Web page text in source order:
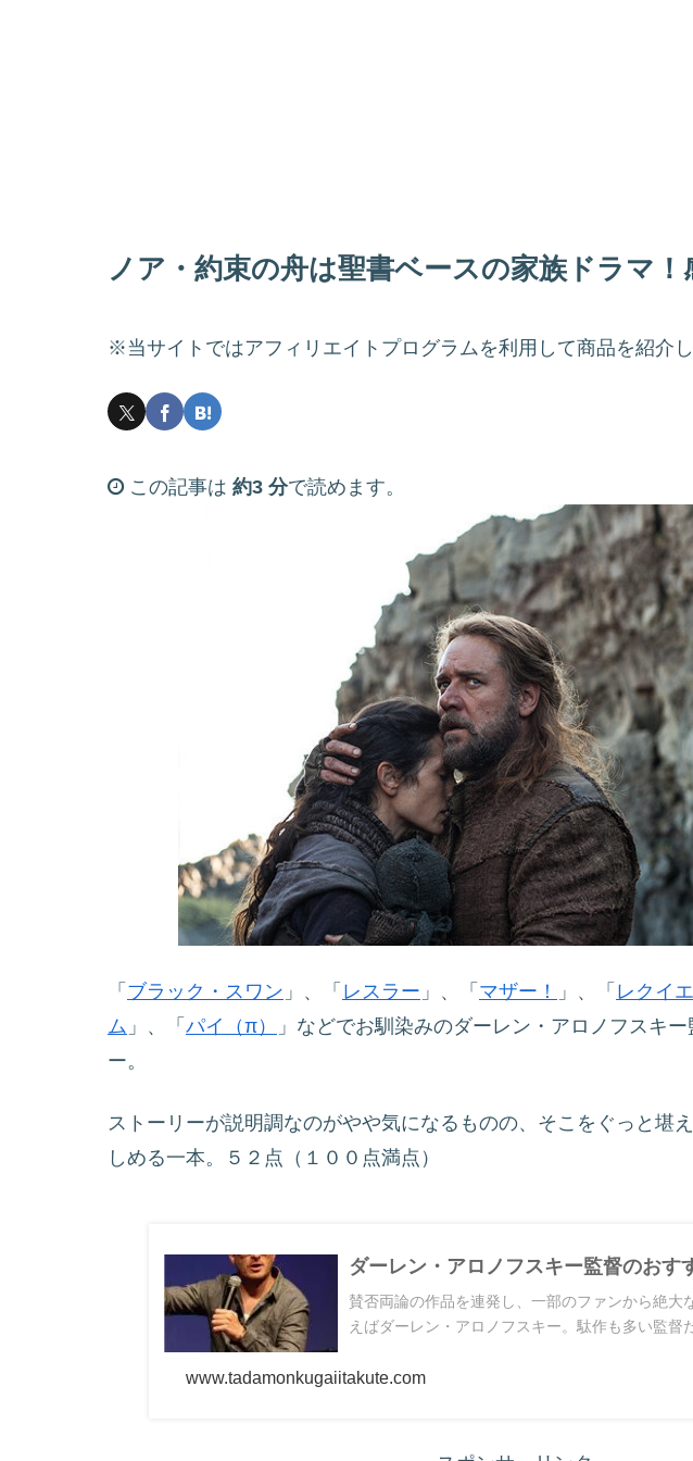
ノア・約束の舟は聖書ベースの家族ドラマ
※当サイトではアフィリエイトプログラムを利用して商品を紹介
この記事は 約3 分で読めます。
「 ブラック・スワン 」、「 レスラー 」、「 マザー！ 」、「 レクイ
ム 」、「 パイ（π）
」などでお馴染みのダーレン・アロノフスキ
ー。
ストーリーが説明調なのがやや気になるものの、そこをぐっと堪
しめる一本。５２点（１００点満点）
ダーレン・アロノフスキー監督のおす
賛否両論の作品を連発し、一部のファンから絶大
えばダーレン・アロノフスキー。駄作も多い監督
www.tadamonkugaiitakute.com